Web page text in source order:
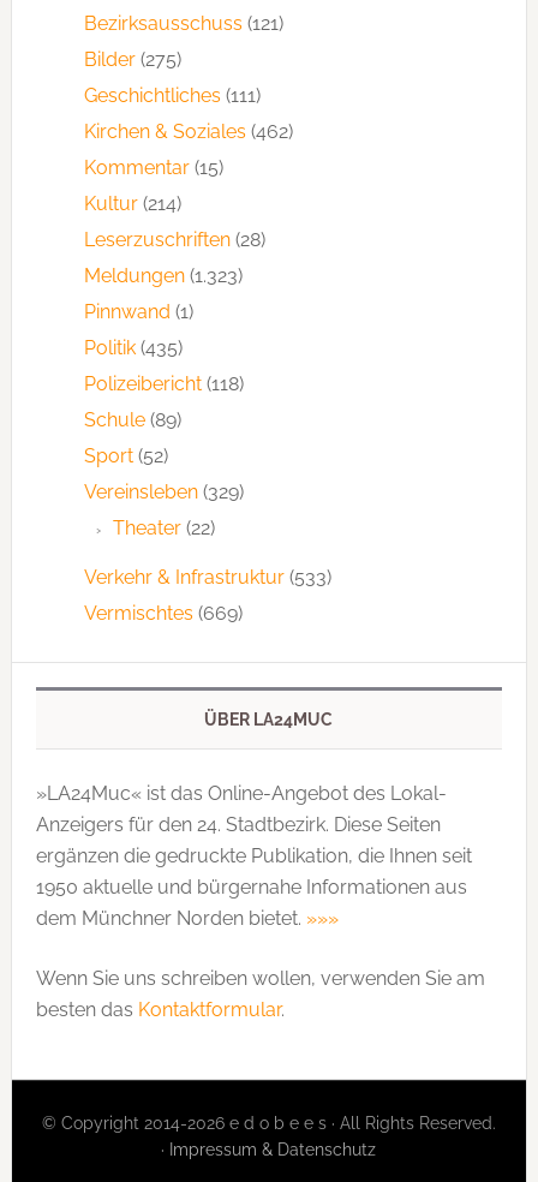
Bezirksausschuss (121)
Bilder(275)
Geschichtliches (111)
Kirchen & Soziales (462)
Kommentar(15)
Kultur(214)
Leserzuschriften(28)
Meldungen(1.323)
Pinnwand (1)
Politik(435)
Polizeibericht(118)
Schule(89)
Sport(52)
Vereinsleben(329)
Theater(22)
Verkehr & Infrastruktur(533)
Vermischtes (669)
ÜBER LA24MUC
»LA24Muc« ist das Online-Angebot des Lokal-
Anzeigers für den 24. Stadtbezirk. Diese Seiten
ergänzen die gedruckte Publi­kation, die Ihnen seit
1950 aktuelle und bürgernahe Informationen aus
dem Münchner Norden bietet. »»»
Wenn Sie uns schreiben wollen, verwenden Sie am
besten das Kontaktformular.
© Copyright 2014-2026 e d o b e e s · All Rights Reserved.
· Impressum & Datenschutz